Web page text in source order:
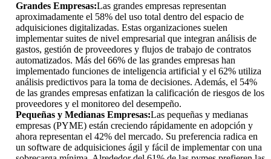
Grandes Empresas:Las grandes empresas representan
aproximadamente el 58% del uso total dentro del espacio de
adquisiciones digitalizadas. Estas organizaciones suelen
implementar suites de nivel empresarial que integran análisis de
gastos, gestión de proveedores y flujos de trabajo de contratos
automatizados. Más del 66% de las grandes empresas han
implementado funciones de inteligencia artificial y el 62% utiliza
análisis predictivos para la toma de decisiones. Además, el 54%
de las grandes empresas enfatizan la calificación de riesgos de los
proveedores y el monitoreo del desempeño.
Pequeñas y Medianas Empresas:Las pequeñas y medianas
empresas (PYME) están creciendo rápidamente en adopción y
ahora representan el 42% del mercado. Su preferencia radica en
un software de adquisiciones ágil y fácil de implementar con una